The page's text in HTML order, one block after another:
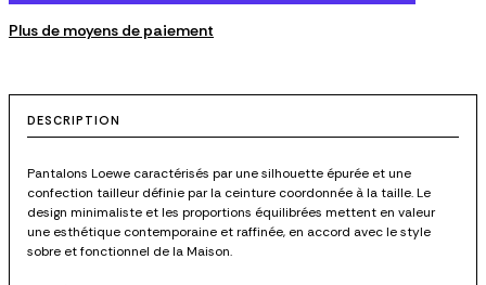
Plus de moyens de paiement
DESCRIPTION
Pantalons Loewe caractérisés par une silhouette épurée et une
confection tailleur définie par la ceinture coordonnée à la taille. Le
design minimaliste et les proportions équilibrées mettent en valeur
une esthétique contemporaine et raffinée, en accord avec le style
sobre et fonctionnel de la Maison.